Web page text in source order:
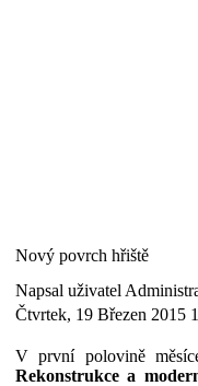
Nový povrch hřiště
Napsal uživatel
Čtvrtek, 19 Březen 2015
V první polovině
Rekonstrukce a